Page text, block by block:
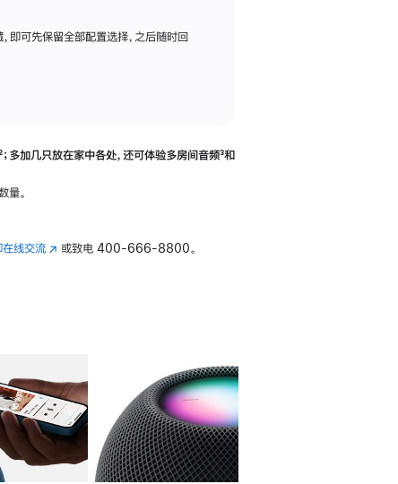
即可先保留全部配置选择，之后随时回
；多加几只放在家中各处，还可体验多‍房‍间音频脚
³和
量。
在线交流(在 或致电 400-666-8800。
图像 4 图库 图像 5